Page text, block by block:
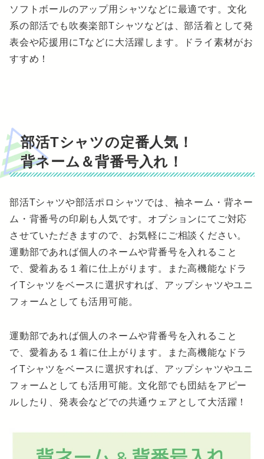
ソフトボールのアップ用シャツなどに最適です。文化
系の部活でも吹奏楽部Tシャツなどは、部活着として発
表会や応援用にTなどに大活躍します。ドライ素材がお
すすめ！
部活Tシャツの定番人気！
背ネーム＆背番号入れ！
部活Tシャツや部活ポロシャツでは、袖ネーム・背ネー
ム・背番号の印刷も人気です。オプションにてご対応
させていただきますので、お気軽にご相談ください。
運動部であれば個人のネームや背番号を入れること
で、愛着ある１着に仕上がります。また高機能なドラ
イTシャツをベースに選択すれば、アップシャツやユニ
フォームとしても活用可能。
運動部であれば個人のネームや背番号を入れること
で、愛着ある１着に仕上がります。また高機能なドラ
イTシャツをベースに選択すれば、アップシャツやユニ
フォームとしても活用可能。文化部でも団結をアピー
ルしたり、発表会などでの共通ウェアとして大活躍！